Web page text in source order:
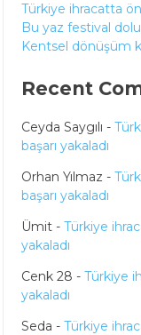
Türkiye ihracatta
Bu yaz festival
Kentsel dönüşüm
Recent
Ceyda Saygılı -
başarı yakaladı
Orhan Yılmaz -
başarı yakaladı
Ümit - Türkiye
yakaladı
Cenk 28 - Türkiye
yakaladı
Seda - Türkiye